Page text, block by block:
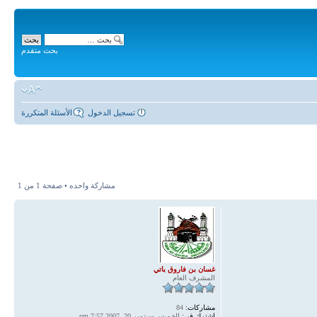
بحث متقدم
الأسئلة المتكررة تسجيل الدخول
مشاركة واحده • صفحة 1 من 1
غسان بن فاروق باتي
المشرف العام
مشاركات: